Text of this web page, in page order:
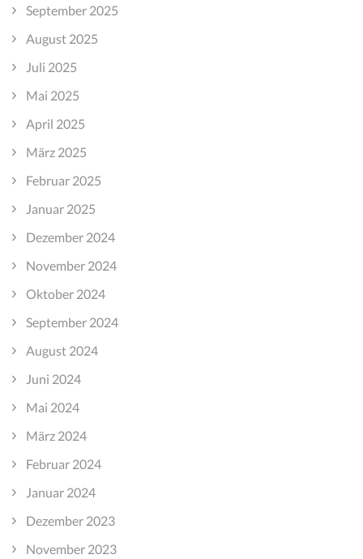
September 2025
August 2025
Juli 2025
Mai 2025
April 2025
März 2025
Februar 2025
Januar 2025
Dezember 2024
November 2024
Oktober 2024
September 2024
August 2024
Juni 2024
Mai 2024
März 2024
Februar 2024
Januar 2024
Dezember 2023
November 2023